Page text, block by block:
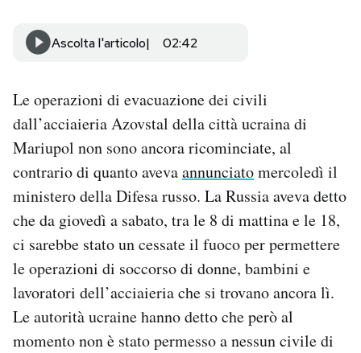
SHOP
Area Personale
Newsletter
Notifiche mobile
Regala il Post
Hai bisogno di aiuto?
Esci
Ascolta l'articolo 02:42
Le operazioni di evacuazione dei civili
dall’acciaieria Azovstal della città ucraina di
Mariupol non sono ancora ricominciate, al
contrario di quanto avevaannunciatomercoledì il
ministero della Difesa russo. La Russia aveva detto
che da giovedì a sabato, tra le 8 di mattina e le 18,
ci sarebbe stato un cessate il fuoco per permettere
le operazioni di soccorso di donne, bambini e
lavoratori dell’acciaieria che si trovano ancora lì.
Le autorità ucraine hanno detto che però al
momento non è stato permesso a nessun civile di